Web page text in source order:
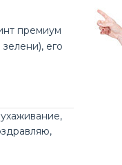
премиум
его
ухаживание,
,